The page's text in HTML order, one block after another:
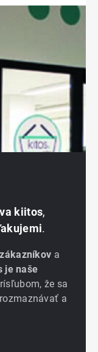
kiitos,
.
a
je naše
že sa
a